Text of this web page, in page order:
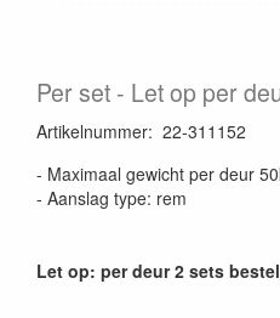
Per set Let op per
Artikelnummer: 22-311152
- Maximaal gewicht per deur
- Aanslag type: rem
Let op: per deur 2 sets